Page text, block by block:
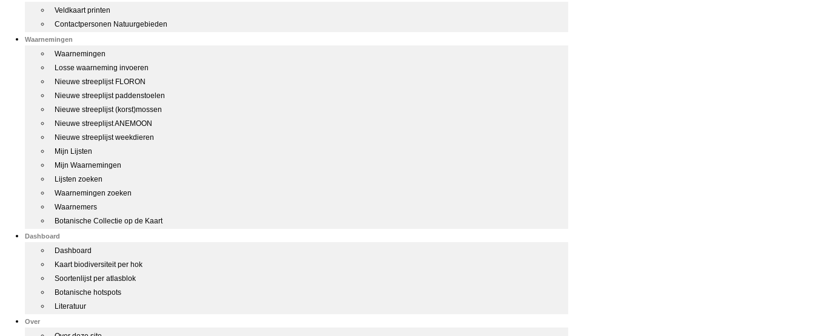
Veldkaart printen
Contactpersonen Natuurgebieden
Waarnemingen
Waarnemingen
Losse waarneming invoeren
Nieuwe streeplijst FLORON
Nieuwe streeplijst paddenstoelen
Nieuwe streeplijst (korst)mossen
Nieuwe streeplijst ANEMOON
Nieuwe streeplijst weekdieren
Mijn Lijsten
Mijn Waarnemingen
Lijsten zoeken
Waarnemingen zoeken
Waarnemers
Botanische Collectie op de Kaart
Dashboard
Dashboard
Kaart biodiversiteit per hok
Soortenlijst per atlasblok
Botanische hotspots
Literatuur
Over